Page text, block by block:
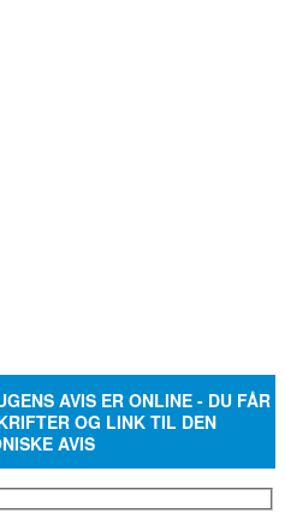
AVIS ER ONLINE - DU FÅR
OG LINK TIL DEN
AVIS